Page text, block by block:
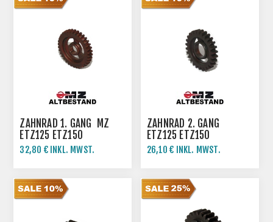
ZAHNRAD 1. GANG MZ
ETZ125 ETZ150
32,80 € INKL. MWST.
ZAHNRAD 2. GANG
ETZ125 ETZ150
26,10 € INKL. MWST.